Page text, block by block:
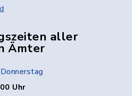
aller
Ämter
Uhr